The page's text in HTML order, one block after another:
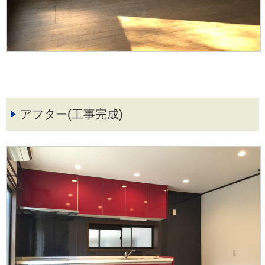
アフター(工事完成)